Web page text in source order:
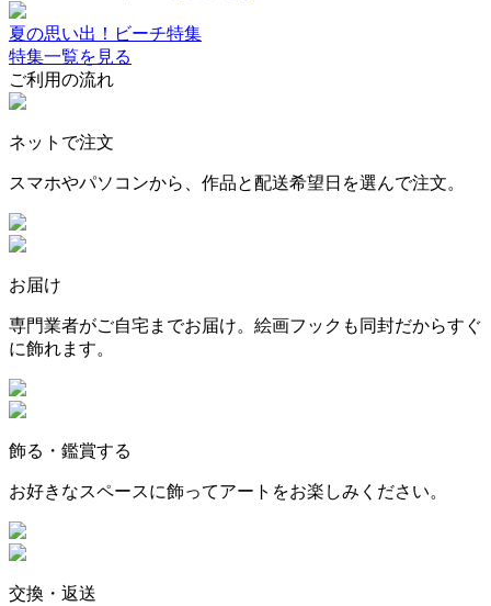
夏の思い出！ビーチ特集
特集一覧を見る
ご利用の流れ
ネットで注文
スマホやパソコンから、作品と配送希望日を選んで注文。
お届け
専門業者がご自宅までお届け。絵画フックも同封だからすぐ
に飾れます。
飾る・鑑賞する
お好きなスペースに飾ってアートをお楽しみください。
交換・返送